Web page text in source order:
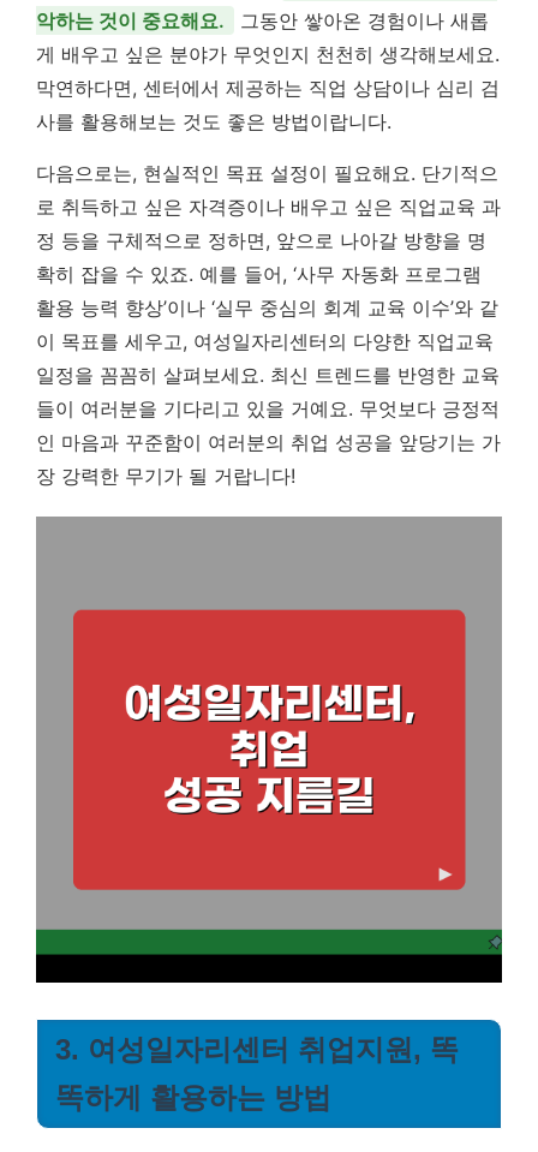
악하는 것이 중요해요.
그동안 쌓아온 경험이나 새롭
게 배우고 싶은 분야가 무엇인지 천천히 생각해보세요.
막연하다면, 센터에서 제공하는 직업 상담이나 심리 검
사를 활용해보는 것도 좋은 방법이랍니다.
다음으로는, 현실적인 목표 설정이 필요해요. 단기적으
로 취득하고 싶은 자격증이나 배우고 싶은 직업교육 과
정 등을 구체적으로 정하면, 앞으로 나아갈 방향을 명
확히 잡을 수 있죠. 예를 들어, ‘사무 자동화 프로그램
활용 능력 향상’이나 ‘실무 중심의 회계 교육 이수’와 같
이 목표를 세우고, 여성일자리센터의 다양한 직업교육
일정을 꼼꼼히 살펴보세요. 최신 트렌드를 반영한 교육
들이 여러분을 기다리고 있을 거예요. 무엇보다 긍정적
인 마음과 꾸준함이 여러분의 취업 성공을 앞당기는 가
장 강력한 무기가 될 거랍니다!
3. 여성일자리센터 취업지원, 똑
똑하게 활용하는 방법